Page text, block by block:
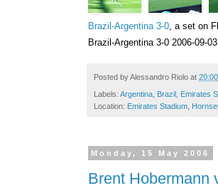
Brazil-Argentina 3-0 , a set on
Brazil-Argentina 3-0 2006-09-03
Posted byAlessandro Riolo at 20:00
Labels: Argentina Brazil Emirates
Location: Emirates Stadium,
Monday, 15 May 2006
Brent Hobermann